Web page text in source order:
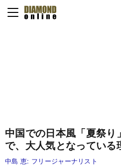
中国での日本風「夏祭り
で、大人気となっている
中島 恵: フリージャーナリスト